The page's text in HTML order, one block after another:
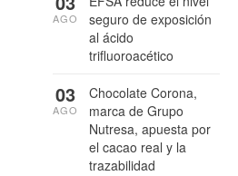
seguro de exposición
al ácido
trifluoroacético
AGO
Chocolate Corona,
marca de Grupo
Nutresa, apuesta por
el cacao real y la
trazabilidad
03
AGO